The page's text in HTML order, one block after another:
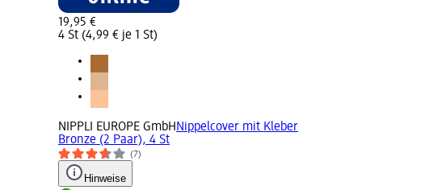
19,95 €
4 St (4,99 € je 1 St)
NIPPLI EUROPE GmbH Nippelcover mit Kleber
Bronze (2 Paar), 4 St
(7)
Hinweise